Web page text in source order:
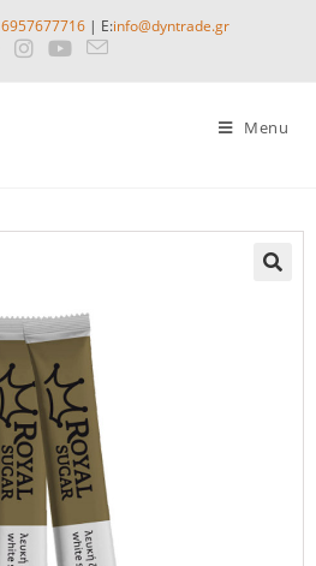
6957677716| E:info@dyntrade.gr
Menu